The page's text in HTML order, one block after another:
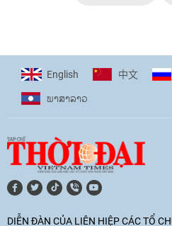
English 中文
ພາ​ສາ​ລາວ
DIỄN ĐÀN CỦA LIÊN HIỆP CÁC TỔ